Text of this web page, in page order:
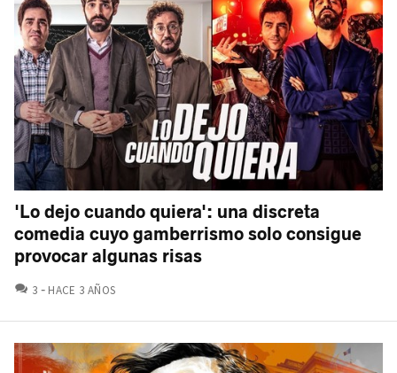
'Lo dejo cuando quiera': una discreta
comedia cuyo gamberrismo solo consigue
provocar algunas risas
3 COMENTARIOS
HACE 3 AÑOS